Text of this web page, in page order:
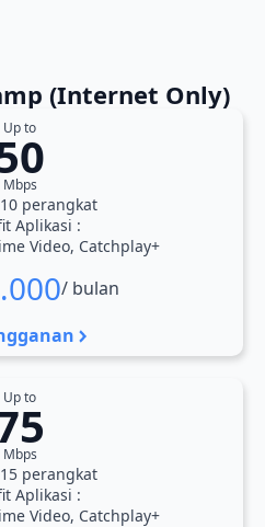
(Internet Only)
Up to
Mbps
perangkat
Aplikasi :
Video, Catchplay+
/ bulan
Up to
Mbps
perangkat
Aplikasi :
Video, Catchplay+